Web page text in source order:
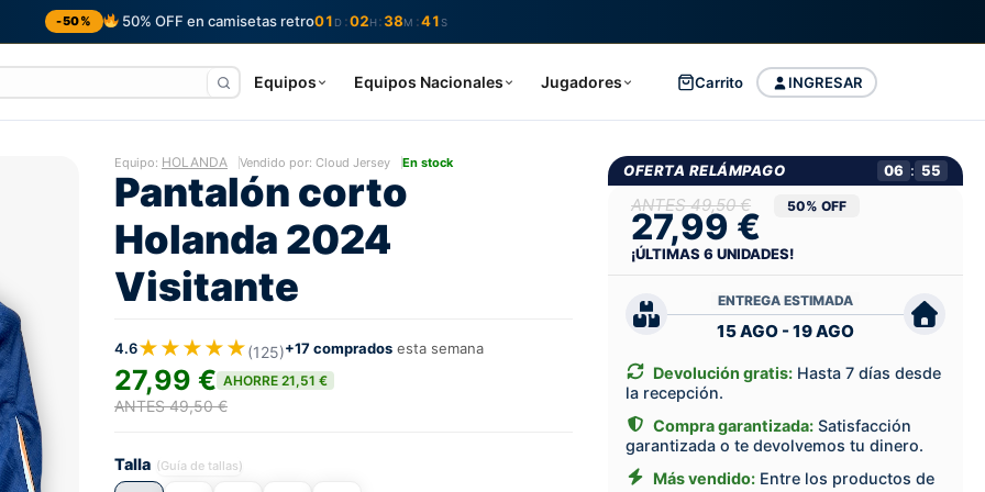
-50% 50% OFF en camisetas retro01 D :02H : 38M :40S
Equipos Equipos Nacionales Jugadores INGRESAR
Carrito
Equipo: HOLANDA Vendido por: Cloud Jersey En stock
Pantalón corto
Holanda 2024
Visitante
4.6★★★★★(125)+17 comprados esta semana
27,99 € AHORRE 21,51 €
ANTES 49,50 €
Talla (Guía de tallas)
OFERTA RELÁMPAGO 06 : 54
49,50 €
27,99 € 50% OFF
¡ÚLTIMAS6 UNIDADES!
ENTREGA ESTIMADA
15 AGO - 19 AGO
Devolución gratis: Hasta 7 días desde
la recepción.
Compra garantizada: Satisfacción
garantizada o te devolvemos tu dinero.
Más vendido: Entre los productos de